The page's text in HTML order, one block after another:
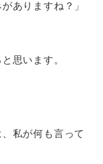
ありますね？」
思います。
私が何も言って